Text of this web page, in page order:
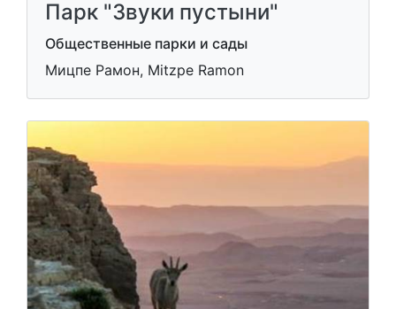
Парк "Звуки пустыни"
Общественные парки и сады
Мицпе Рамон, Mitzpe Ramon